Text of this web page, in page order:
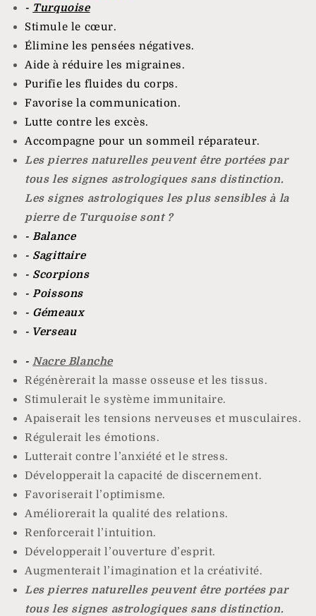
- Turquoise
Stimule le cœur.
Élimine les pensées négatives.
Aide à réduire les migraines.
Purifie les fluides du corps.
Favorise la communication.
Lutte contre les excès.
Accompagne pour un sommeil réparateur.
Les pierres naturelles peuvent être portées par
tous les signes astrologiques sans distinction.
Les signes astrologiques les plus sensibles à la
pierre de Turquoise sont ?
- Balance
- Sagittaire
- Scorpions
- Poissons
- Gémeaux
- Verseau
-Nacre Blanche
Régénèrerait la masse osseuse et les tissus.
Stimulerait le système immunitaire.
Apaiserait les tensions nerveuses et musculaires.
Régulerait les émotions.
Lutterait contre l’anxiété et le stress.
Développerait la capacité de discernement.
Favoriserait l’optimisme.
Améliorerait la qualité des relations.
Renforcerait l’intuition.
Développerait l’ouverture d’esprit.
Augmenterait l’imagination et la créativité.
Les pierres naturelles peuvent être portées par
tous les signes astrologiques sans distinction.